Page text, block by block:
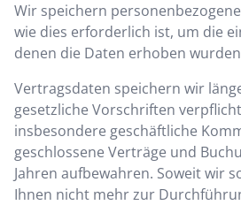
Wir speichern
wie dies erforderlich ist, um die
denen die Daten erhoben
Vertragsdaten speichern wir
gesetzliche Vorschriften
insbesondere geschäftliche
geschlossene Verträge und
Jahren aufbewahren. Soweit wir
Ihnen nicht mehr zur